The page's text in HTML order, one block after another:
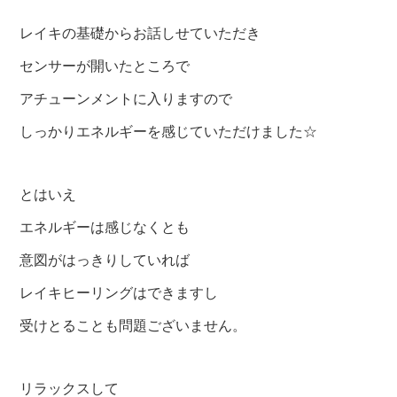
レイキの基礎からお話しせていただき
センサーが開いたところで
アチューンメントに入りますので
しっかりエネルギーを感じていただけました☆
とはいえ
エネルギーは感じなくとも
意図がはっきりしていれば
レイキヒーリングはできますし
受けとることも問題ございません。
リラックスして